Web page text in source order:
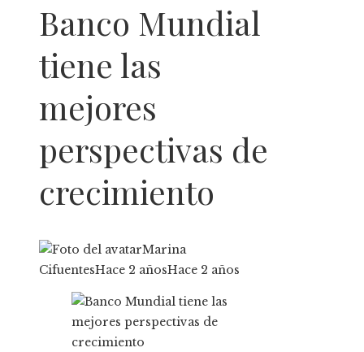
Banco Mundial
tiene las
mejores
perspectivas de
crecimiento
Marina
CifuentesHace 2 añosHace 2 años